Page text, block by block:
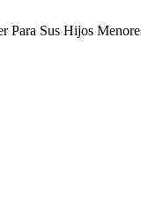
Sus Hijos